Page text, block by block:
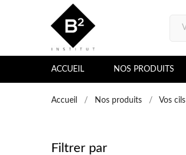
ACCUEIL NOS PRODUITS
Accueil Nos produits Vos cils
Filtrer par